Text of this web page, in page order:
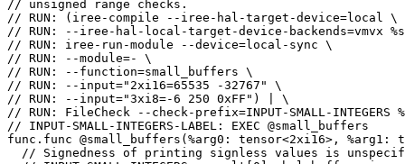
// unsigned range checks.
// RUN: (iree-compile --iree-hal-target-device=local \
// RUN: --iree-hal-local-target-device-backends=vmvx
// RUN: iree-run-module --device=local-sync \
// RUN: --module=- \
// RUN: --function=small_buffers \
// RUN: --input="2xi16=65535 -32767" \
// RUN: --input="3xi8=-6 250 0xFF") | \
// RUN: FileCheck --check-prefix=INPUT-SMALL-INTEGERS
// INPUT-SMALL-INTEGERS-LABEL: EXEC @small_buffers
func.func @small_buffers(%arg0: tensor<2xi16>,
// Signedness of printing signless values is